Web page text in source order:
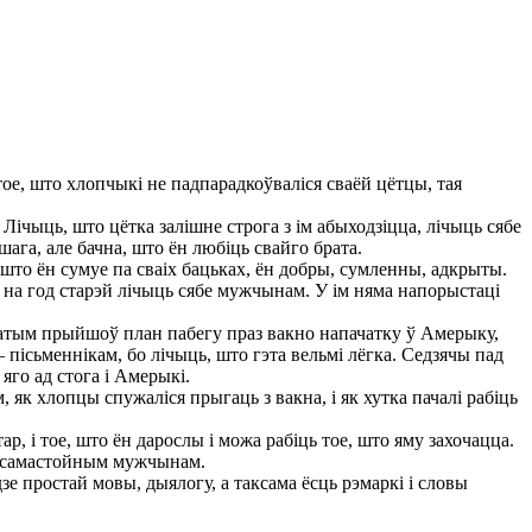
што хлопчыкі не падпарадкоўваліся сваёй цётцы, тая
што цётка залішне строга з ім абыходзіцца, лічыць сябе
але бачна, што ён любіць свайго брата.
ён сумуе па сваіх бацьках, ён добры, сумленны, адкрыты.
год старэй лічыць сябе мужчынам. У ім няма напорыстаці
прыйшоў план пабегу праз вакно напачатку ў Амерыку,
бо лічыць, што гэта вельмі лёгка. Седзячы пад
ад стога і Амерыкі.
хлопцы спужаліся прыгаць з вакна, і як хутка пачалі рабіць
і тое, што ён дарослы і можа рабіць тое, што яму захочацца.
самастойным мужчынам.
простай мовы, дыялогу, а таксама ёсць рэмаркі і словы